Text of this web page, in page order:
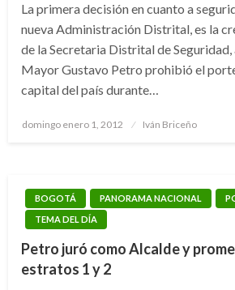
La primera decisión en cuanto a
nueva Administración Distrital, es la
de la Secretaria Distrital de Seguridad,
Mayor Gustavo Petro prohibió el
capital del país durante…
Publicado
domingo enero 1, 2012 Iván Briceño
BOGOTÁ PANORAMA NACIONAL
TEMA DEL DÍA
Petro juró como Alcalde y
estratos 1 y 2